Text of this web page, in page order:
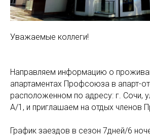
Уважаемые коллеги!
Направляем информацию о
апартаментах Профсоюза в апарт-
расположенном по адресу: г. Сочи,
А/1, и приглашаем на отдых членов
График заездов в сезон 7дней/6